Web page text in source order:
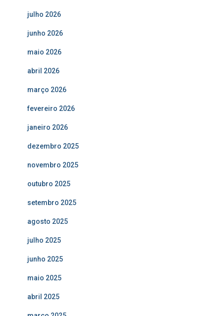
julho 2026
junho 2026
maio 2026
abril 2026
março 2026
fevereiro 2026
janeiro 2026
dezembro 2025
novembro 2025
outubro 2025
setembro 2025
agosto 2025
julho 2025
junho 2025
maio 2025
abril 2025